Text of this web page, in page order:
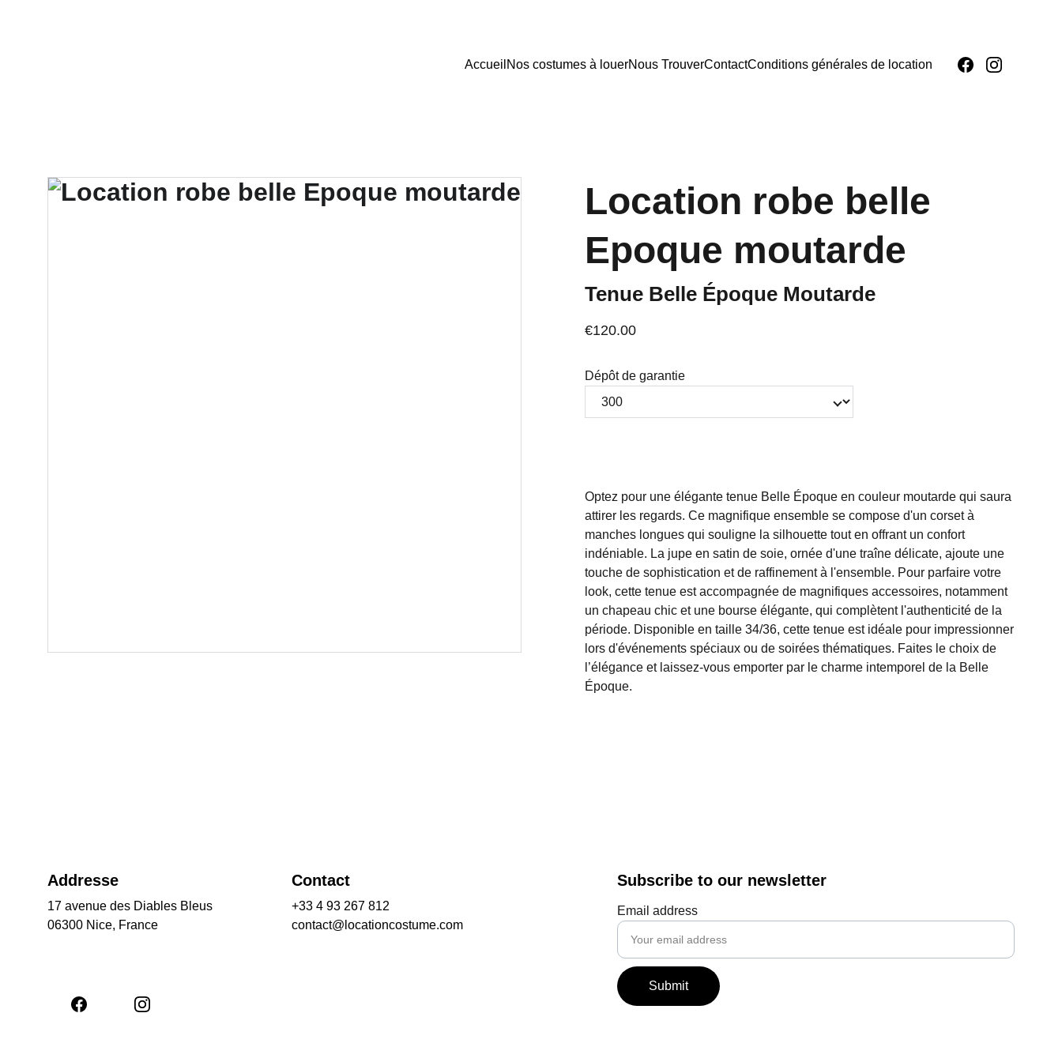
Accueil Nos costumes à louerNous TrouverContactConditions générales de location
Location robe belle
Epoque moutarde
Tenue Belle Époque Moutarde
€120.00
Dépôt de garantie
Optez pour une élégante tenue Belle Époque en couleur moutarde qui saura
attirer les regards. Ce magnifique ensemble se compose d'un corset à
manches longues qui souligne la silhouette tout en offrant un confort
indéniable. La jupe en satin de soie, ornée d'une traîne délicate, ajoute une
touche de sophistication et de raffinement à l'ensemble. Pour parfaire votre
look, cette tenue est accompagnée de magnifiques accessoires, notamment
un chapeau chic et une bourse élégante, qui complètent l'authenticité de la
période. Disponible en taille 34/36, cette tenue est idéale pour impressionner
lors d'événements spéciaux ou de soirées thématiques. Faites le choix de
l’élégance et laissez-vous emporter par le charme intemporel de la Belle
Époque.
Addresse
17 avenue des Diables Bleus
06300 Nice, France
Contact
+33 4 93 267 812
contact@locationcostume.com
Subscribe to our newsletter
Email address
Submit